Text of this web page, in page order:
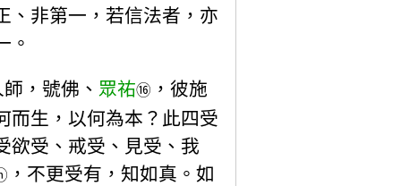
、非第一，若信法者，亦
。
，號佛、 眾祐⑯ ，彼施
而生，以何為本？此四受
欲受、戒受、見受、我
，不更受有，知如真。如